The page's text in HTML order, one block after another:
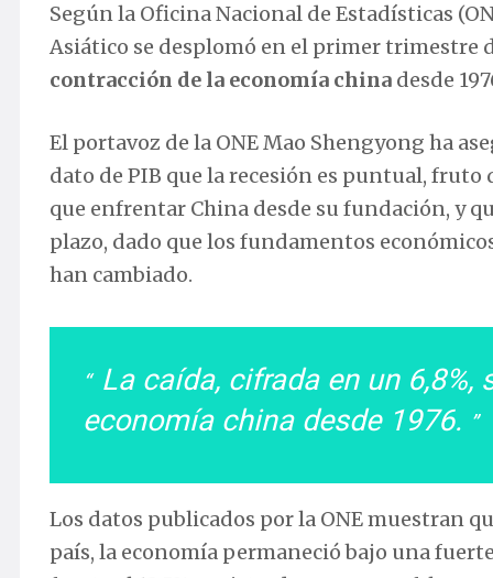
Según la Oficina Nacional de Estadísticas
Asiático se desplomó en el primer trimestre
contracción de la economía china desde
El portavoz de la ONE Mao Shengyong ha
dato de PIB que la recesión es puntual,
que enfrentar China desde su fundación, y
plazo, dado que los fundamentos
han cambiado.
La caída, cifrada en un
economía china desde 1976.
Los datos publicados por la ONE muestran
país, la economía permaneció bajo una